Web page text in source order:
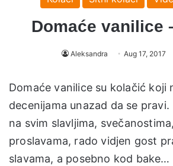
Domaće vanilice
Aleksandra Aug 17, 2017
Domaće vanilice su kolačić koji
decenijama unazad da se
na svim slavljima,
proslavama, rado vidjen gost
slavama, a posebno kod